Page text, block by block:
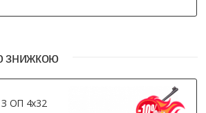
знижкою
З ОП 4x32